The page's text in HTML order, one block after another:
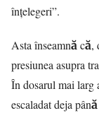
înțelegeri”.
Asta înseamnă că,
presiunea asupra
În dosarul mai larg
escaladat deja